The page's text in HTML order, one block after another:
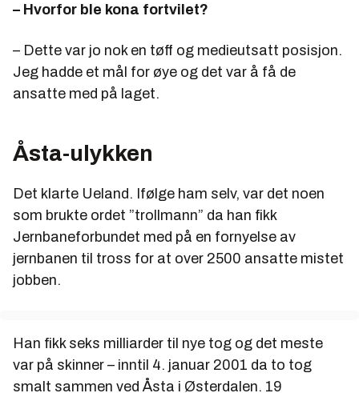
– Hvorfor ble kona fortvilet?
– Dette var jo nok en tøff og medieutsatt posisjon.
Jeg hadde et mål for øye og det var å få de
ansatte med på laget.
Åsta-ulykken
Det klarte Ueland. Ifølge ham selv, var det noen
som brukte ordet ”trollmann” da han fikk
Jernbaneforbundet med på en fornyelse av
jernbanen til tross for at over 2500 ansatte mistet
jobben.
Han fikk seks milliarder til nye tog og det meste
var på skinner – inntil 4. januar 2001 da to tog
smalt sammen ved Åsta i Østerdalen. 19